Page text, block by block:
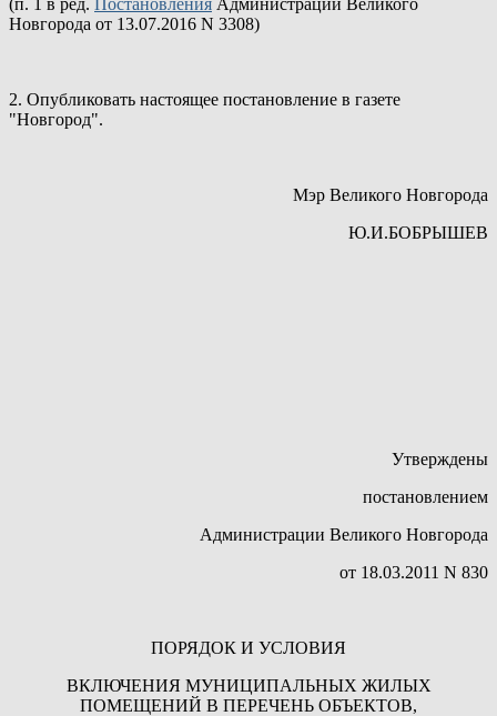
Новгорода от 13.07.2016 N 3308)
2. Опубликовать настоящее постановление в газете
"Новгород".
Мэр Великого Новгорода
Ю.И.БОБРЫШЕВ
Утверждены
постановлением
Администрации Великого Новгорода
от 18.03.2011 N 830
ПОРЯДОК И УСЛОВИЯ
ВКЛЮЧЕНИЯ МУНИЦИПАЛЬНЫХ ЖИЛЫХ
ПОМЕЩЕНИЙ В ПЕРЕЧЕНЬ ОБЪЕКТОВ,